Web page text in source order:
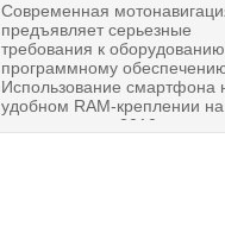
Современная
предъявляет серьезные
требования к
программному
Использование смартфона
удобном RAM-креплении
— решение из 2010-х, и оно